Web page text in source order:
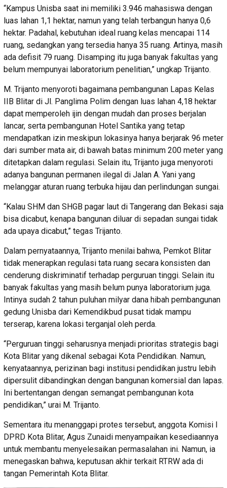
“Kampus Unisba saat ini memiliki 3.946 mahasiswa dengan
luas lahan 1,1 hektar, namun yang telah terbangun hanya 0,6
hektar. Padahal, kebutuhan ideal ruang kelas mencapai 114
ruang, sedangkan yang tersedia hanya 35 ruang. Artinya, masih
ada defisit 79 ruang. Disamping itu juga banyak fakultas yang
belum mempunyai laboratorium penelitian,” ungkap Trijanto.
M. Trijanto menyoroti bagaimana pembangunan Lapas Kelas
IIB Blitar di Jl. Panglima Polim dengan luas lahan 4,18 hektar
dapat memperoleh ijin dengan mudah dan proses berjalan
lancar, serta pembangunan Hotel Santika yang tetap
mendapatkan izin meskipun lokasinya hanya berjarak 96 meter
dari sumber mata air, di bawah batas minimum 200 meter yang
ditetapkan dalam regulasi. Selain itu, Trijanto juga menyoroti
adanya bangunan permanen ilegal di Jalan A. Yani yang
melanggar aturan ruang terbuka hijau dan perlindungan sungai.
“Kalau SHM dan SHGB pagar laut di Tangerang dan Bekasi saja
bisa dicabut, kenapa bangunan diluar di sepadan sungai tidak
ada upaya dicabut,” tegas Trijanto.
Dalam pernyataannya, Trijanto menilai bahwa, Pemkot Blitar
tidak menerapkan regulasi tata ruang secara konsisten dan
cenderung diskriminatif terhadap perguruan tinggi. Selain itu
banyak fakultas yang masih belum punya laboratorium juga.
Intinya sudah 2 tahun puluhan milyar dana hibah pembangunan
gedung Unisba dari Kemendikbud pusat tidak mampu
terserap, karena lokasi terganjal oleh perda.
“Perguruan tinggi seharusnya menjadi prioritas strategis bagi
Kota Blitar yang dikenal sebagai Kota Pendidikan. Namun,
kenyataannya, perizinan bagi institusi pendidikan justru lebih
dipersulit dibandingkan dengan bangunan komersial dan lapas.
Ini bertentangan dengan semangat pembangunan kota
pendidikan,” urai M. Trijanto.
Sementara itu menanggapi protes tersebut, anggota Komisi I
DPRD Kota Blitar, Agus Zunaidi menyampaikan kesediaannya
untuk membantu menyelesaikan permasalahan ini. Namun, ia
menegaskan bahwa, keputusan akhir terkait RTRW ada di
tangan Pemerintah Kota Blitar.